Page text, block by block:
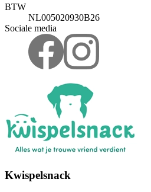
BTW
NL005020930B26
Sociale media
Kwispelsnack